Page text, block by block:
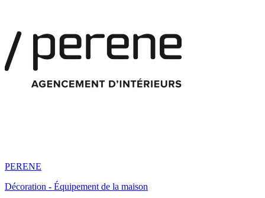
PERENE
Décoration - Équipement de la maison